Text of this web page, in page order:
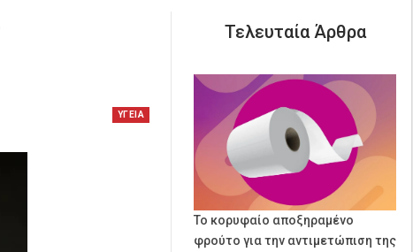
ΥΓΕΙΑ
Τελευταία Άρθρα
Το κορυφαίο αποξηραμένο
φρούτο για την αντιμετώπιση της